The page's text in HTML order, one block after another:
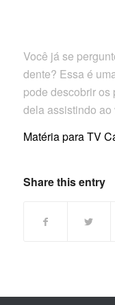
Você já se
dente? Essa é
pode descobrir
dela assistindo
Matéria para TV
Share this entry